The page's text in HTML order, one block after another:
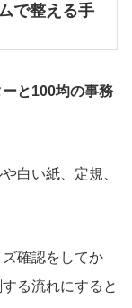
で整える手
と100均の事務
白い紙、定規、
確認をしてか
る流れにすると